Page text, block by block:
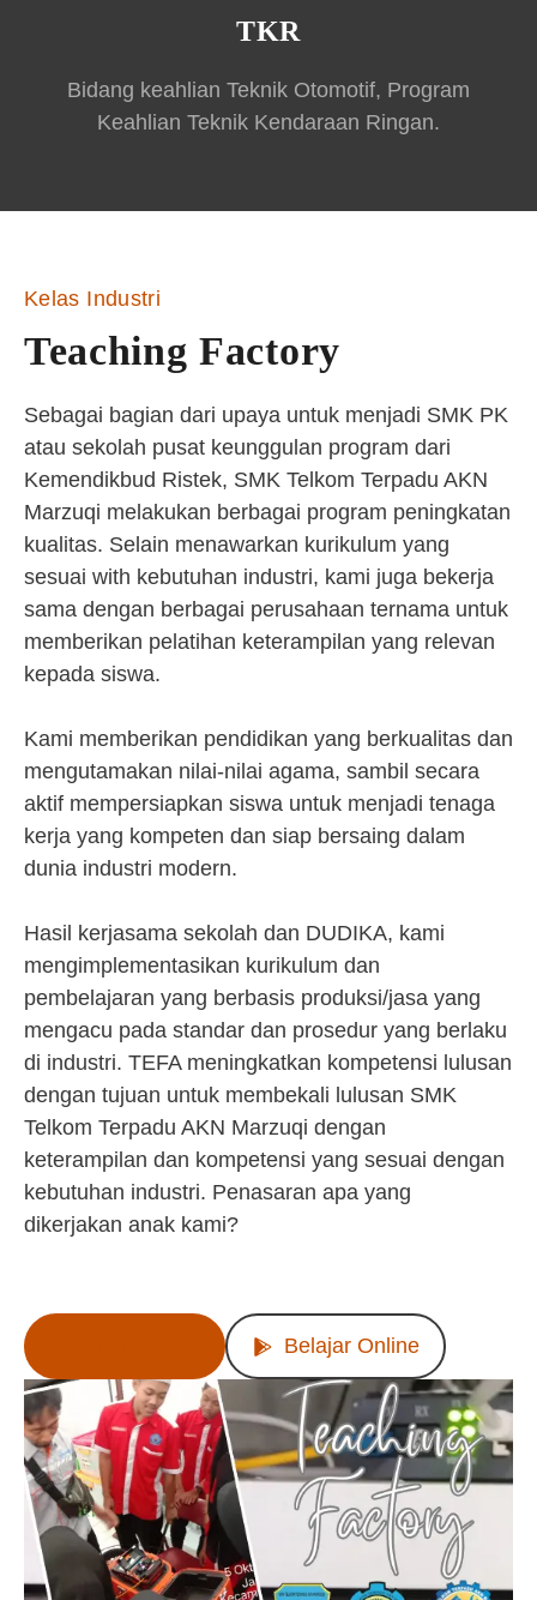
TKR
Bidang keahlian Teknik Otomotif, Program
Keahlian Teknik Kendaraan Ringan.
Kelas Industri
Teaching Factory
Sebagai bagian dari upaya untuk menjadi SMK PK
atau sekolah pusat keunggulan program dari
Kemendikbud Ristek, SMK Telkom Terpadu AKN
Marzuqi melakukan berbagai program peningkatan
kualitas. Selain menawarkan kurikulum yang
sesuai with kebutuhan industri, kami juga bekerja
sama dengan berbagai perusahaan ternama untuk
memberikan pelatihan keterampilan yang relevan
kepada siswa.
Kami memberikan pendidikan yang berkualitas dan
mengutamakan nilai-nilai agama, sambil secara
aktif mempersiapkan siswa untuk menjadi tenaga
kerja yang kompeten dan siap bersaing dalam
dunia industri modern.
Hasil kerjasama sekolah dan DUDIKA, kami
mengimplementasikan kurikulum dan
pembelajaran yang berbasis produksi/jasa yang
mengacu pada standar dan prosedur yang berlaku
di industri. TEFA meningkatkan kompetensi lulusan
dengan tujuan untuk membekali lulusan SMK
Telkom Terpadu AKN Marzuqi dengan
keterampilan dan kompetensi yang sesuai dengan
kebutuhan industri. Penasaran apa yang
dikerjakan anak kami?
Belajar Online